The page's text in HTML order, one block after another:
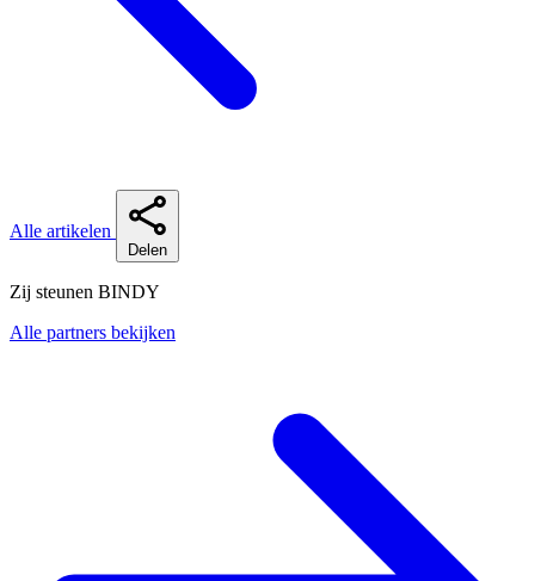
Alle artikelen
Delen
Zij steunen BINDY
Alle partners bekijken